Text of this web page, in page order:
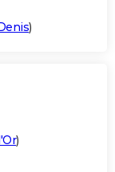
)
)